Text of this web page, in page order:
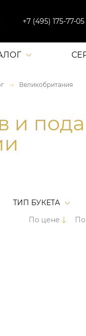
+7 (495) 175-77-05
Великобритания
и
ТИП БУКЕТА
По цене
По